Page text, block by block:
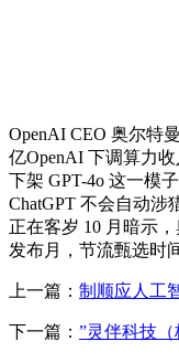
OpenAI CEO 奥尔特
亿OpenAI 下调算力
下架 GPT-4o 这一模
ChatGPT 不会自动涉
正在客岁 10 月暗示
发布月，节流甄选时
上一篇： 制顺应人工
下一篇： ”灵伴科技